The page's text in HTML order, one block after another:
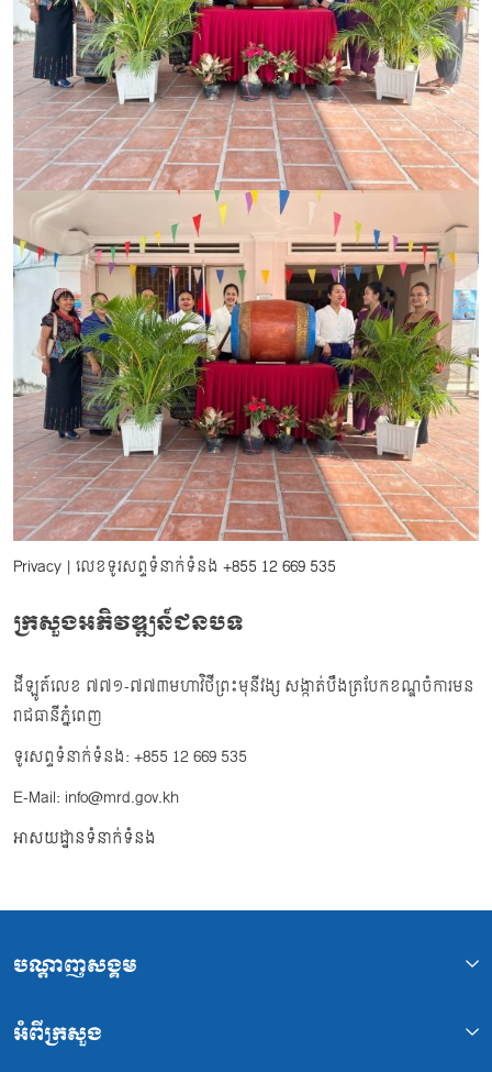
Privacy | លេខទូរសព្ទទំនាក់ទំនង +855 12 669 535
ក្រសួងអភិវឌ្ឍន៍ជនបទ
ដីឡូត៍លេខ ៧៧១-៧៧៣មហាវិថីព្រះមុនីវង្ស សង្កាត់បឹងត្របែកខណ្ឌចំការមន
រាជធានីភ្នំពេញ
ទូរសព្ទទំនាក់ទំនង: +855 12 669 535
E-Mail: info@mrd.gov.kh
អាសយដ្ឋានទំនាក់ទំនង
បណ្ដាញសង្គម
អំពីក្រសួង